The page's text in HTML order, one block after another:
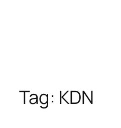
Tag: KDN